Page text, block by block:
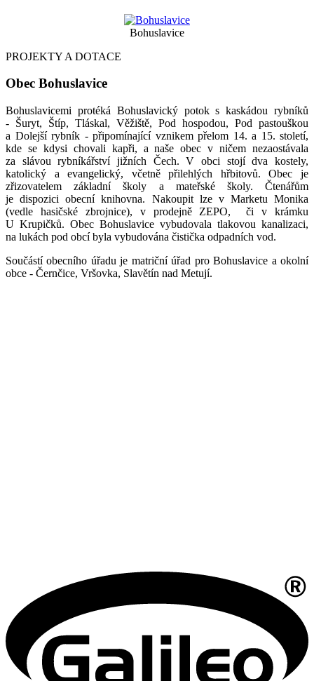
Bohuslavice
PROJEKTY A DOTACE
Obec Bohuslavice
Bohuslavicemi protéká Bohuslavický potok s kaskádou rybníků
- Šuryt, Štíp, Tláskal, Věžiště, Pod hospodou, Pod pastouškou
a Dolejší rybník - připomínající vznikem přelom 14. a 15. století,
kde se kdysi chovali kapři, a naše obec v ničem nezaostávala
za slávou rybníkářství jižních Čech. V obci stojí dva kostely,
katolický a evangelický, včetně přilehlých hřbitovů. Obec je
zřizovatelem základní školy a mateřské školy. Čtenářům
je dispozici obecní knihovna. Nakoupit lze v Marketu Monika
(vedle hasičské zbrojnice), v prodejně ZEPO, či v krámku
U Krupičků. Obec Bohuslavice vybudovala tlakovou kanalizaci,
na lukách pod obcí byla vybudována čistička odpadních vod.
Součástí obecního úřadu je matriční úřad pro Bohuslavice a okolní
obce - Černčice, Vršovka, Slavětín nad Metují.